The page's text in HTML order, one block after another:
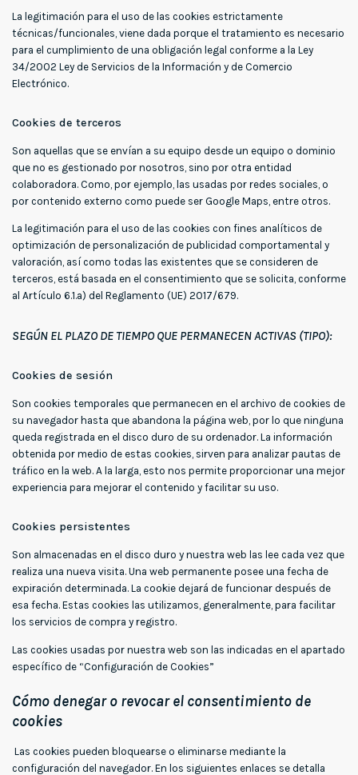
La legitimación para el uso de las cookies estrictamente
técnicas/funcionales, viene dada porque el tratamiento es necesario
para el cumplimiento de una obligación legal conforme a la Ley
34/2002 Ley de Servicios de la Información y de Comercio
Electrónico.
Cookies de terceros
Son aquellas que se envían a su equipo desde un equipo o dominio
que no es gestionado por nosotros, sino por otra entidad
colaboradora. Como, por ejemplo, las usadas por redes sociales, o
por contenido externo como puede ser Google Maps, entre otros.
La legitimación para el uso de las cookies con fines analíticos de
optimización de personalización de publicidad comportamental y
valoración, así como todas las existentes que se consideren de
terceros, está basada en el consentimiento que se solicita, conforme
al Artículo 6.1.a) del Reglamento (UE) 2017/679.
SEGÚN EL PLAZO DE TIEMPO QUE PERMANECEN ACTIVAS (TIPO):
Cookies de sesión
Son cookies temporales que permanecen en el archivo de cookies de
su navegador hasta que abandona la página web, por lo que ninguna
queda registrada en el disco duro de su ordenador. La información
obtenida por medio de estas cookies, sirven para analizar pautas de
tráfico en la web. A la larga, esto nos permite proporcionar una mejor
experiencia para mejorar el contenido y facilitar su uso.
Cookies persistentes
Son almacenadas en el disco duro y nuestra web las lee cada vez que
realiza una nueva visita. Una web permanente posee una fecha de
expiración determinada. La cookie dejará de funcionar después de
esa fecha. Estas cookies las utilizamos, generalmente, para facilitar
los servicios de compra y registro.
Las cookies usadas por nuestra web son las indicadas en el apartado
específico de “Configuración de Cookies”
Cómo denegar o revocar el consentimiento de
cookies
Las cookies pueden bloquearse o eliminarse mediante la
configuración del navegador. En los siguientes enlaces se detalla